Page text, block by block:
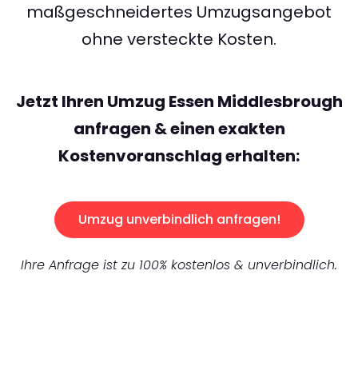
maßgeschneidertes Umzugsangebot
ohne versteckte Kosten.
Jetzt Ihren Umzug Essen Middlesbrough
anfragen & einen exakten
Kostenvoranschlag erhalten:
Umzug unverbindlich anfragen!
Ihre Anfrage ist zu 100% kostenlos & unverbindlich.